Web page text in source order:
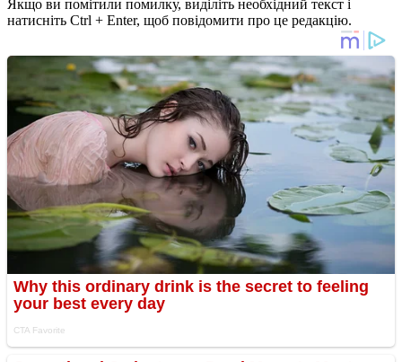
Якщо ви помітили помилку, виділіть необхідний текст і
натисніть Ctrl + Enter, щоб повідомити про це редакцію.